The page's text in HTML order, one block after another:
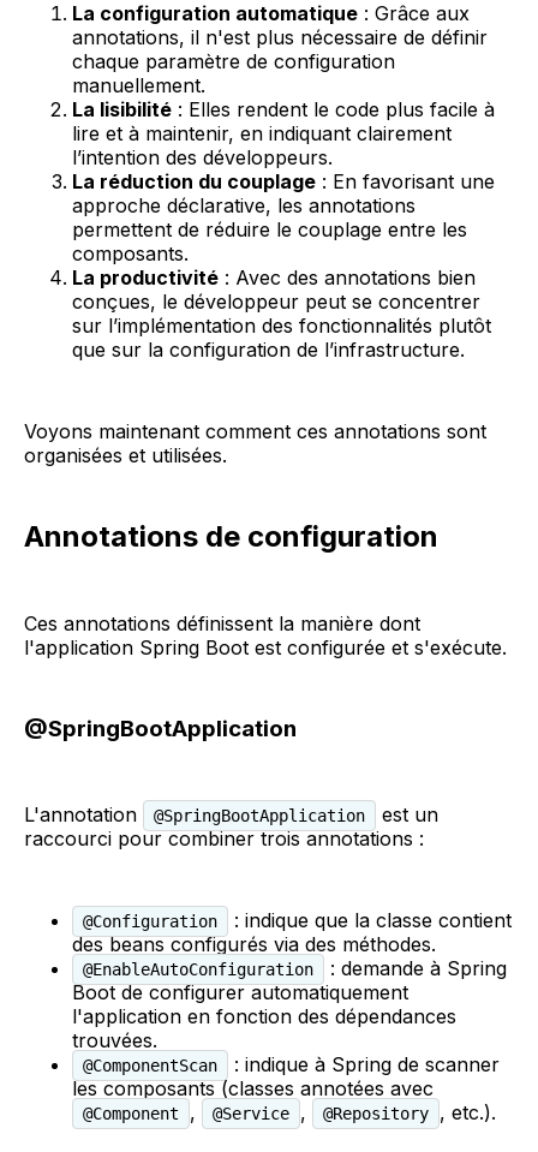
La configuration automatique : Grâce aux
annotations, il n'est plus nécessaire de définir
chaque paramètre de configuration
manuellement.
La lisibilité : Elles rendent le code plus facile à
lire et à maintenir, en indiquant clairement
l’intention des développeurs.
La réduction du couplage : En favorisant une
approche déclarative, les annotations
permettent de réduire le couplage entre les
composants.
La productivité : Avec des annotations bien
conçues, le développeur peut se concentrer
sur l’implémentation des fonctionnalités plutôt
que sur la configuration de l’infrastructure.
Voyons maintenant comment ces annotations sont
organisées et utilisées.
Annotations de configuration
Ces annotations définissent la manière dont
l'application Spring Boot est configurée et s'exécute.
@SpringBootApplication
L'annotation @SpringBootApplication
est un
raccourci pour combiner trois annotations :
@Configuration
: indique que la classe contient
des beans configurés via des méthodes.
@EnableAutoConfiguration
: demande à Spring
Boot de configurer automatiquement
l'application en fonction des dépendances
trouvées.
@ComponentScan
: indique à Spring de scanner
les composants (classes annotées avec
@Component , @Service , @Repository , etc.).